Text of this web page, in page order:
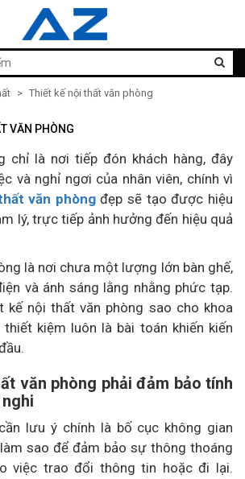
> Thiết kế nội thất văn phòng
VĂN PHÒNG
chỉ là nơi tiếp đón khách hàng, đây
và nghỉ ngơi của nhân viên, chính vì
văn phòngđẹp sẽ tạo được hiệu
lý, trực tiếp ảnh hưởng đến hiệu quả
là nơi chưa một lượng lớn bàn ghế,
và ánh sáng lằng nhằng phức tạp.
kế nội thất văn phòng sao cho khoa
kiệm luôn là bài toán khiến kiến
văn phòng phải đảm bảo tính
lưu ý chính là bố cục không gian
sao để đảm bảo sự thông thoáng
việc trao đổi thông tin hoặc đi lại.